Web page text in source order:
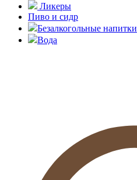
Ликеры
Пиво и сидр
Безалкогольные напитки
Вода